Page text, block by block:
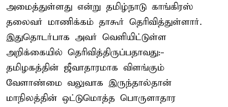
அமைத்துள்ளது என்று தமிழ்நாடு காங்கிரஸ்
தலைவர் மாணிக்கம் தாகூர் தெரிவித்துள்ளார்.
இதுதொடர்பாக அவர் வெளியிட்டுள்ள
அறிக்கையில் தெரிவித்திருப்பதாவது:-
தமிழகத்தின் ஜீவாதாரமாக விளங்கும்
வேளாண்மை வலுவாக இருந்தால்தான்
மாநிலத்தின் ஒட்டுமொத்த பொருளாதார